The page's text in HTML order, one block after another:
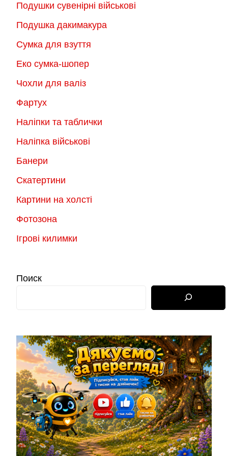
Подушки сувенірні військові
Подушка дакимакура
Сумка для взуття
Еко сумка-шопер
Чохли для валіз
Фартух
Наліпки та таблички
Наліпка військові
Банери
Скатертини
Картини на холсті
Фотозона
Ігрові килимки
Поиск